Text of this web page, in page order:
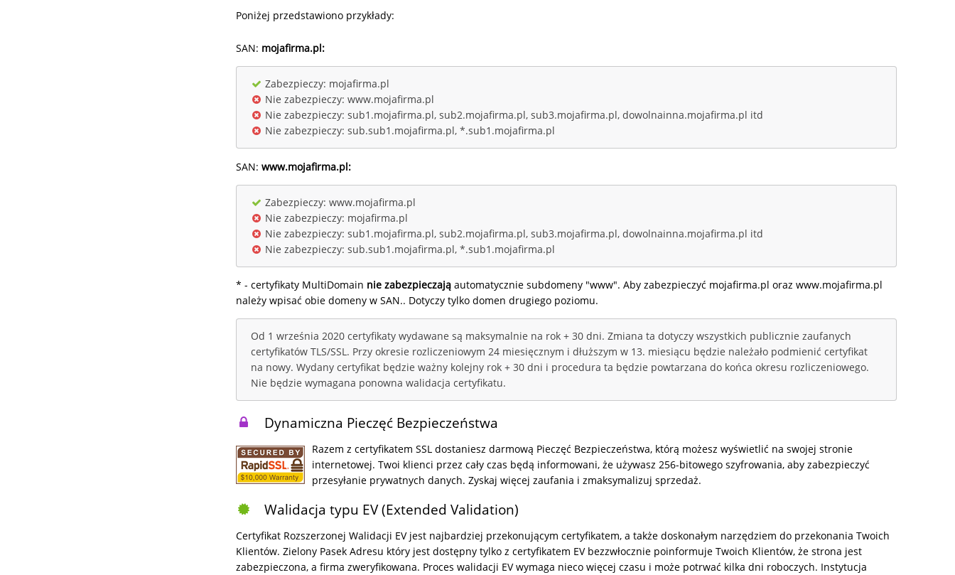
Poniżej przedstawiono przykłady:
SAN: mojafirma.pl:
Zabezpieczy: mojafirma.pl
Nie zabezpieczy: www.mojafirma.pl
Nie zabezpieczy: sub1.mojafirma.pl, sub2.mojafirma.pl, sub3.mojafirma.pl, dowolnainna.mojafirma.pl itd
Nie zabezpieczy: sub.sub1.mojafirma.pl, *.sub1.mojafirma.pl
SAN: www.mojafirma.pl:
Zabezpieczy: www.mojafirma.pl
Nie zabezpieczy: mojafirma.pl
Nie zabezpieczy: sub1.mojafirma.pl, sub2.mojafirma.pl, sub3.mojafirma.pl, dowolnainna.mojafirma.pl itd
Nie zabezpieczy: sub.sub1.mojafirma.pl, *.sub1.mojafirma.pl
* - certyfikaty MultiDomain nie zabezpieczają automatycznie subdomeny "www". Aby zabezpieczyć mojafirma.pl oraz www.mojafirma.pl
należy wpisać obie domeny w SAN.. Dotyczy tylko domen drugiego poziomu.
Od 1 września 2020 certyfikaty wydawane są maksymalnie na rok + 30 dni. Zmiana ta dotyczy wszystkich publicznie zaufanych
certyfikatów TLS/SSL. Przy okresie rozliczeniowym 24 miesięcznym i dłuższym w 13. miesiącu będzie należało podmienić certyfikat
na nowy. Wydany certyfikat będzie ważny kolejny rok + 30 dni i procedura ta będzie powtarzana do końca okresu rozliczeniowego.
Nie będzie wymagana ponowna walidacja certyfikatu.
Dynamiczna Pieczęć Bezpieczeństwa
Razem z certyfikatem SSL dostaniesz darmową Pieczęć Bezpieczeństwa, którą możesz wyświetlić na swojej stronie
internetowej. Twoi klienci przez cały czas będą informowani, że używasz 256-bitowego szyfrowania, aby zabezpieczyć
przesyłanie prywatnych danych. Zyskaj więcej zaufania i zmaksymalizuj sprzedaż.
Walidacja typu EV (Extended Validation)
Certyfikat Rozszerzonej Walidacji EV jest najbardziej przekonującym certyfikatem, a także doskonałym narzędziem do przekonania Twoich
Klientów. Zielony Pasek Adresu który jest dostępny tylko z certyfikatem EV bezzwłocznie poinformuje Twoich Klientów, że strona jest
zabezpieczona, a firma zweryfikowana. Proces walidacji EV wymaga nieco więcej czasu i może potrwać kilka dni roboczych. Instytucja